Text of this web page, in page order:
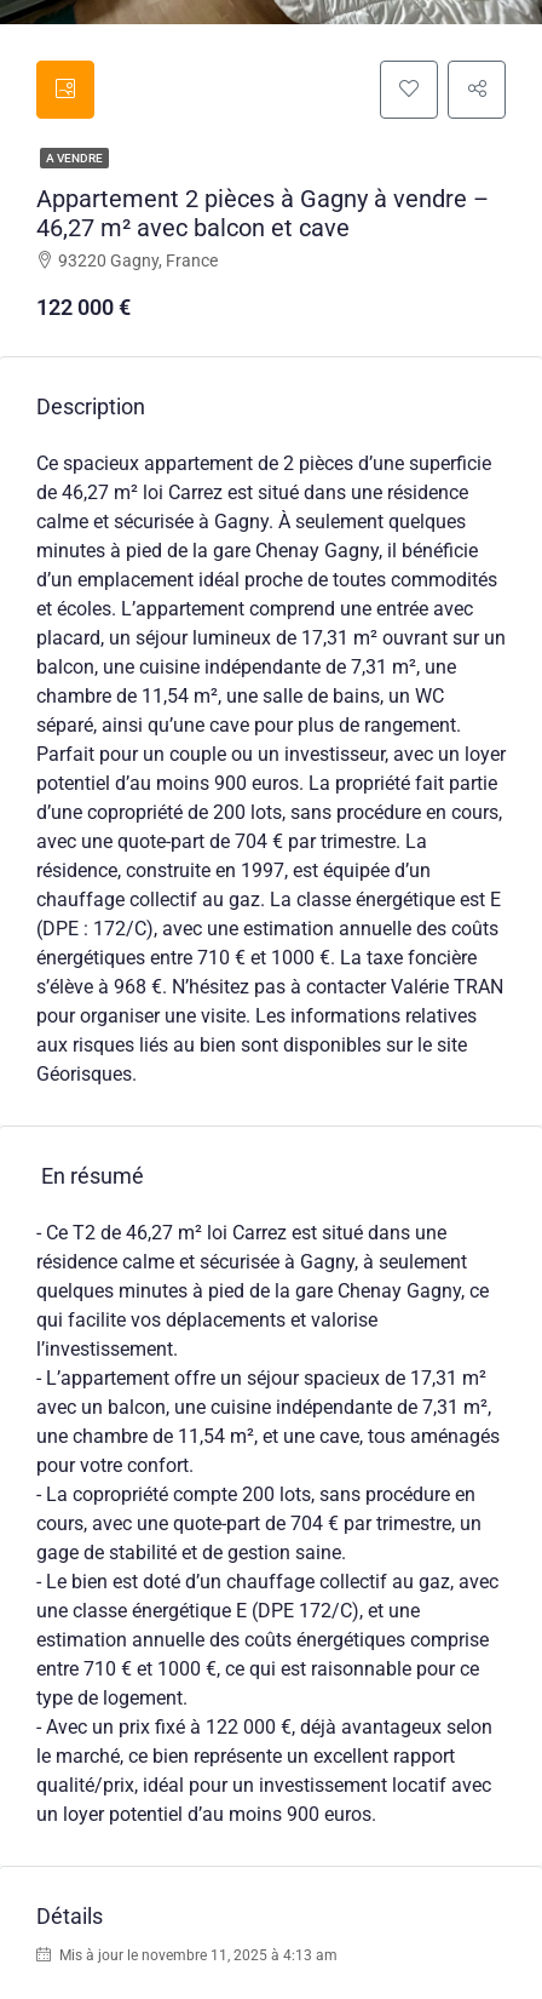
A VENDRE
Appartement 2 pièces à Gagny à vendre –
46,27 m² avec balcon et cave
93220 Gagny, France
122 000 €
Description
Ce spacieux appartement de 2 pièces d’une superficie
de 46,27 m² loi Carrez est situé dans une résidence
calme et sécurisée à Gagny. À seulement quelques
minutes à pied de la gare Chenay Gagny, il bénéficie
d’un emplacement idéal proche de toutes commodités
et écoles. L’appartement comprend une entrée avec
placard, un séjour lumineux de 17,31 m² ouvrant sur un
balcon, une cuisine indépendante de 7,31 m², une
chambre de 11,54 m², une salle de bains, un WC
séparé, ainsi qu’une cave pour plus de rangement.
Parfait pour un couple ou un investisseur, avec un loyer
potentiel d’au moins 900 euros. La propriété fait partie
d’une copropriété de 200 lots, sans procédure en cours,
avec une quote-part de 704 € par trimestre. La
résidence, construite en 1997, est équipée d’un
chauffage collectif au gaz. La classe énergétique est E
(DPE : 172/C), avec une estimation annuelle des coûts
énergétiques entre 710 € et 1000 €. La taxe foncière
s’élève à 968 €. N’hésitez pas à contacter Valérie TRAN
pour organiser une visite. Les informations relatives
aux risques liés au bien sont disponibles sur le site
Géorisques.
En résumé
- Ce T2 de 46,27 m² loi Carrez est situé dans une
résidence calme et sécurisée à Gagny, à seulement
quelques minutes à pied de la gare Chenay Gagny, ce
qui facilite vos déplacements et valorise
l’investissement.
- L’appartement offre un séjour spacieux de 17,31 m²
avec un balcon, une cuisine indépendante de 7,31 m²,
une chambre de 11,54 m², et une cave, tous aménagés
pour votre confort.
- La copropriété compte 200 lots, sans procédure en
cours, avec une quote-part de 704 € par trimestre, un
gage de stabilité et de gestion saine.
- Le bien est doté d’un chauffage collectif au gaz, avec
une classe énergétique E (DPE 172/C), et une
estimation annuelle des coûts énergétiques comprise
entre 710 € et 1000 €, ce qui est raisonnable pour ce
type de logement.
- Avec un prix fixé à 122 000 €, déjà avantageux selon
le marché, ce bien représente un excellent rapport
qualité/prix, idéal pour un investissement locatif avec
un loyer potentiel d’au moins 900 euros.
Détails
Mis à jour le novembre 11, 2025 à 4:13 am